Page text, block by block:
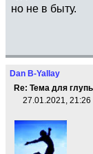
но не в быту.
Dan B-Yallay
Re: Тема для
27.01.2021, 21:26